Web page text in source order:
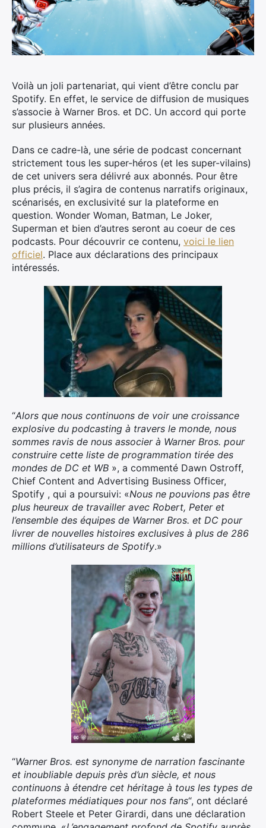
Voilà un joli partenariat, qui vient d’être conclu par
Spotify. En effet, le service de diffusion de musiques
s’associe à Warner Bros. et DC. Un accord qui porte
sur plusieurs années.
Dans ce cadre-là, une série de podcast concernant
strictement tous les super-héros (et les super-vilains)
de cet univers sera délivré aux abonnés. Pour être
plus précis, il s’agira de contenus narratifs originaux,
scénarisés, en exclusivité sur la plateforme en
question. Wonder Woman, Batman, Le Joker,
Superman et bien d’autres seront au coeur de ces
podcasts. Pour découvrir ce contenu, voici le lien
officiel. Place aux déclarations des principaux
intéressés.
“Alors que nous continuons de voir une croissance
explosive du podcasting à travers le monde, nous
sommes ravis de nous associer à Warner Bros. pour
construire cette liste de programmation tirée des
mondes de DC et WB », a commenté Dawn Ostroff,
Chief Content and Advertising Business Officer,
Spotify , qui a poursuivi: «Nous ne pouvions pas être
plus heureux de travailler avec Robert, Peter et
l’ensemble des équipes de Warner Bros. et DC pour
livrer de nouvelles histoires exclusives à plus de 286
millions d’utilisateurs de Spotify.»
“Warner Bros. est synonyme de narration fascinante
et inoubliable depuis près d’un siècle, et nous
continuons à étendre cet héritage à tous les types de
plateformes médiatiques pour nos fans“, ont déclaré
Robert Steele et Peter Girardi, dans une déclaration